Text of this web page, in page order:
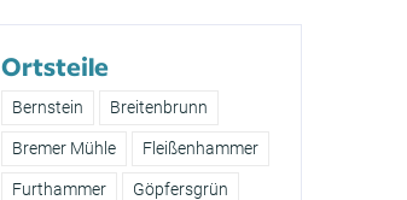
Ortsteile
Bernstein Breitenbrunn
Bremer Mühle Fleißenhammer
Furthammer Göpfersgrün